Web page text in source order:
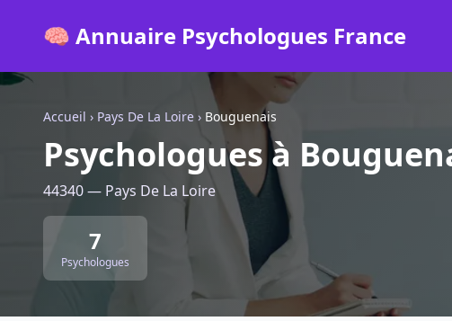
🧠 Annuaire Psychologues France
Accueil › Pays De La Loire › Bouguenais
Psychologues à
44340 — Pays De La Loire
7
Psychologues